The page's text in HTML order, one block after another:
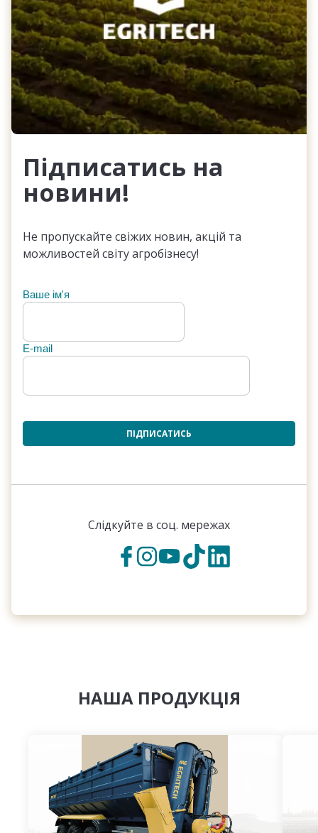
Підписатись на
новини!
Не пропускайте свіжих новин, акцій та
можливостей світу агробізнесу!
Ваше ім'я
E-mail
ПІДПИСАТИСЬ
Слідкуйте в соц. мережах
НАША ПРОДУКЦІЯ